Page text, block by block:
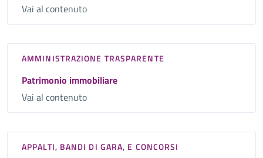
Vai al contenuto
AMMINISTRAZIONE TRASPARENTE
Patrimonio immobiliare
Vai al contenuto
APPALTI, BANDI DI GARA, E CONCORSI